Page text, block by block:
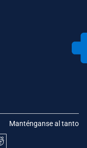
Manténganse al tanto